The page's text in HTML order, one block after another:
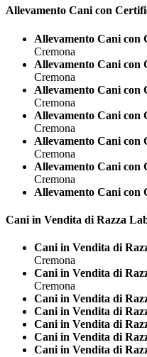
Allevamento Cani con
Allevamento Cani con
Cremona
Allevamento Cani con
Cremona
Allevamento Cani
Cremona
Allevamento Cani
Cremona
Allevamento Cani
Cremona
Allevamento Cani con
Cremona
Allevamento Cani
Cani in Vendita di Razza
Cani in Vendita di
Cremona
Cani in Vendita di
Cremona
Cani in Vendita di
Cani in Vendita di
Cani in Vendita di
Cani in Vendita di
Cani in Vendita di